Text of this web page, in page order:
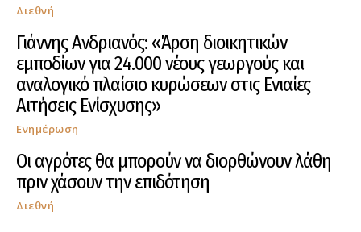
Διεθνή
Γιάννης Ανδριανός: «Άρση διοικητικών
εμποδίων για 24.000 νέους γεωργούς και
αναλογικό πλαίσιο κυρώσεων στις Ενιαίες
Αιτήσεις Ενίσχυσης»
Ενημέρωση
Οι αγρότες θα μπορούν να διορθώνουν λάθη
πριν χάσουν την επιδότηση
Διεθνή